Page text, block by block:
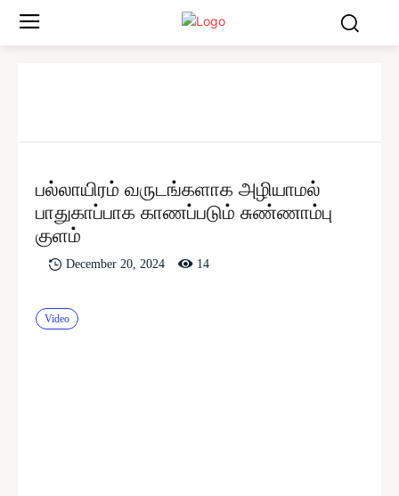
பல்லாயிரம் வருடங்களாக அழியாமல்
பாதுகாப்பாக காணப்படும் சுண்ணாம்பு
குளம்
December 20, 2024 14
Video